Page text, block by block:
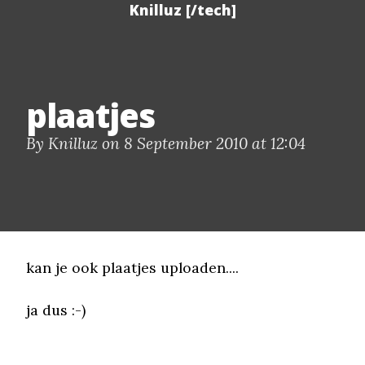
Knilluz [/tech]
plaatjes
By Knilluz on 8 September 2010 at 12:04
kan je ook plaatjes uploaden....
ja dus :-)